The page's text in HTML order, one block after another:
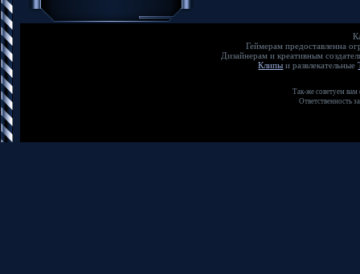
Геймерам предоставленна
Дизайнерам и креативным
Клипы и развлекательные
Так-же советуем
Ответственность